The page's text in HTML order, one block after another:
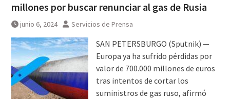
millones por buscar renunciar al gas de Rusia
junio 6, 2024 Servicios de Prensa
SAN PETERSBURGO (Sputnik) —
Europa ya ha sufrido pérdidas por
valor de 700.000 millones de euros
tras intentos de cortar los
suministros de gas ruso, afirmó